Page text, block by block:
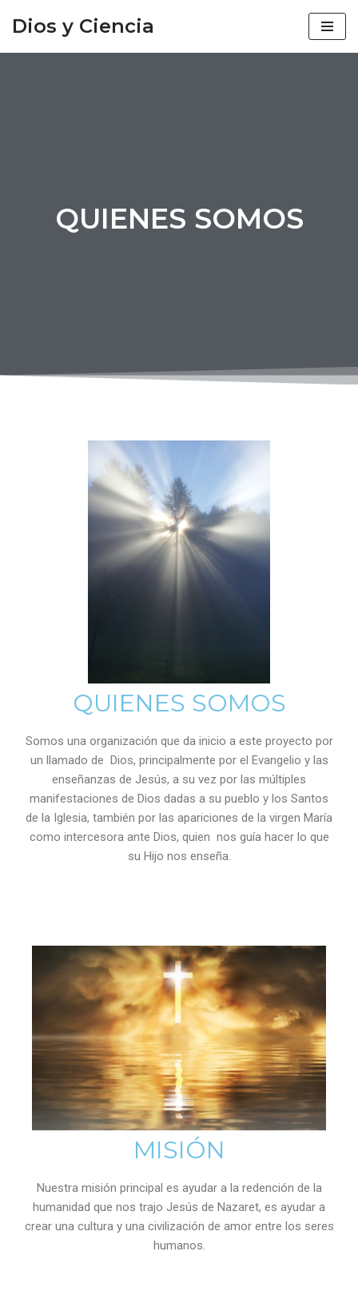
Dios y Ciencia
QUIENES SOMOS
QUIENES SOMOS
Somos una organización que da inicio a este proyecto por
un llamado de Dios, principalmente por el Evangelio y las
enseñanzas de Jesús, a su vez por las múltiples
manifestaciones de Dios dadas a su pueblo y los Santos
de la Iglesia, también por las apariciones de la virgen María
como intercesora ante Dios, quien nos guía hacer lo que
su Hijo nos enseña.
MISIÓN
Nuestra misión principal es ayudar a la redención de la
humanidad que nos trajo Jesús de Nazaret, es ayudar a
crear una cultura y una civilización de amor entre los seres
humanos.